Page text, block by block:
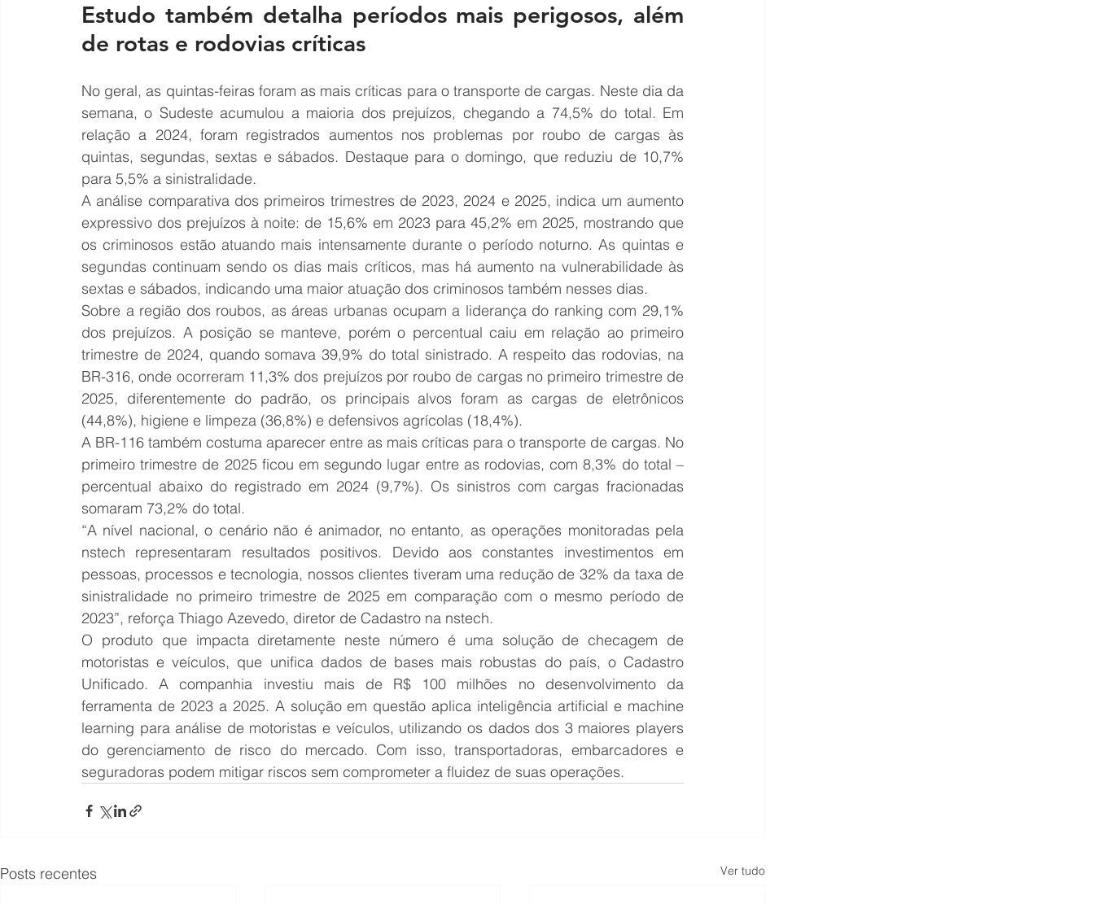
Estudo também detalha períodos mais perigosos, além
de rotas e rodovias críticas
No geral, as quintas-feiras foram as mais críticas para o transporte de cargas. Neste dia da
semana, o Sudeste acumulou a maioria dos prejuízos, chegando a 74,5% do total. Em
relação a 2024, foram registrados aumentos nos problemas por roubo de cargas às
quintas, segundas, sextas e sábados. Destaque para o domingo, que reduziu de 10,7%
para 5,5% a sinistralidade.
A análise comparativa dos primeiros trimestres de 2023, 2024 e 2025, indica um aumento
expressivo dos prejuízos à noite: de 15,6% em 2023 para 45,2% em 2025, mostrando que
os criminosos estão atuando mais intensamente durante o período noturno. As quintas e
segundas continuam sendo os dias mais críticos, mas há aumento na vulnerabilidade às
sextas e sábados, indicando uma maior atuação dos criminosos também nesses dias.
Sobre a região dos roubos, as áreas urbanas ocupam a liderança do ranking com 29,1%
dos prejuízos. A posição se manteve, porém o percentual caiu em relação ao primeiro
trimestre de 2024, quando somava 39,9% do total sinistrado. A respeito das rodovias, na
BR-316, onde ocorreram 11,3% dos prejuízos por roubo de cargas no primeiro trimestre de
2025, diferentemente do padrão, os principais alvos foram as cargas de eletrônicos
(44,8%), higiene e limpeza (36,8%) e defensivos agrícolas (18,4%).
A BR-116 também costuma aparecer entre as mais críticas para o transporte de cargas. No
primeiro trimestre de 2025 ficou em segundo lugar entre as rodovias, com 8,3% do total –
percentual abaixo do registrado em 2024 (9,7%). Os sinistros com cargas fracionadas
somaram 73,2% do total.
“A nível nacional, o cenário não é animador, no entanto, as operações monitoradas pela
nstech representaram resultados positivos. Devido aos constantes investimentos em
pessoas, processos e tecnologia, nossos clientes tiveram uma redução de 32% da taxa de
sinistralidade no primeiro trimestre de 2025 em comparação com o mesmo período de
2023”, reforça Thiago Azevedo, diretor de Cadastro na nstech.
O produto que impacta diretamente neste número é uma solução de checagem de
motoristas e veículos, que unifica dados de bases mais robustas do país, o Cadastro
Unificado. A companhia investiu mais de R$ 100 milhões no desenvolvimento da
ferramenta de 2023 a 2025. A solução em questão aplica inteligência artificial e machine
learning para análise de motoristas e veículos, utilizando os dados dos 3 maiores players
do gerenciamento de risco do mercado. Com isso, transportadoras, embarcadores e
seguradoras podem mitigar riscos sem comprometer a fluidez de suas operações.
Posts recentes Ver tudo